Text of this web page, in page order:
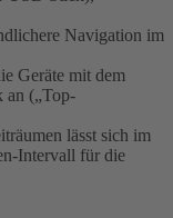
Navigation im
Geräte mit dem
an („Top-
lässt sich im
Intervall für die